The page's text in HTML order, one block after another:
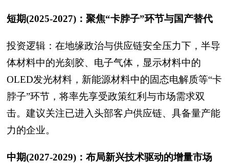
短期(2025-2027)：聚焦“卡脖子”环节与国产替代
投资逻辑：在地缘政治与供应链安全压力下，半导
体材料中的光刻胶、电子气体，显示材料中的
OLED发光材料，新能源材料中的固态电解质等“卡
脖子”环节，将率先享受政策红利与市场需求双
击。建议关注已进入头部客户供应链、具备量产能
力的企业。
中期(2027-2029)：布局新兴技术驱动的增量市场